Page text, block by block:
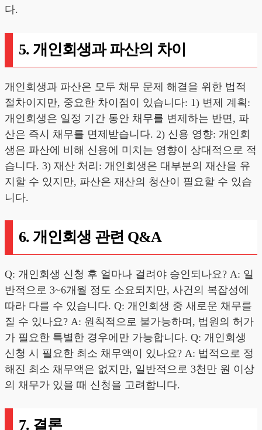
다.
5. 개인회생과 파산의 차이
개인회생과 파산은 모두 채무 문제 해결을 위한 법적
절차이지만, 중요한 차이점이 있습니다: 1) 변제 계획:
개인회생은 일정 기간 동안 채무를 변제하는 반면, 파
산은 즉시 채무를 면제받습니다. 2) 신용 영향: 개인회
생은 파산에 비해 신용에 미치는 영향이 상대적으로 적
습니다. 3) 재산 처리: 개인회생은 대부분의 재산을 유
지할 수 있지만, 파산은 재산의 청산이 필요할 수 있습
니다.
6. 개인회생 관련 Q&A
Q: 개인회생 신청 후 얼마나 걸려야 승인되나요? A: 일
반적으로 3~6개월 정도 소요되지만, 사건의 복잡성에
따라 다를 수 있습니다. Q: 개인회생 중 새로운 채무를
질 수 있나요? A: 원칙적으로 불가능하며, 법원의 허가
가 필요한 특별한 경우에만 가능합니다. Q: 개인회생
신청 시 필요한 최소 채무액이 있나요? A: 법적으로 정
해진 최소 채무액은 없지만, 일반적으로 3천만 원 이상
의 채무가 있을 때 신청을 고려합니다.
7. 결론